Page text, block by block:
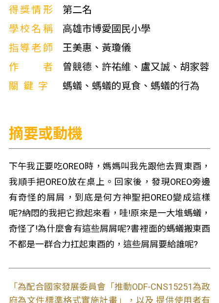
得獎情形
第二名
學校名稱
高雄市博愛國民小學
指導老師
王美惠、黃瓊儀
作者
曾競德、許祐維、盧又誠、胡家蓉
關鍵字
螞蟻、螞蟻的覓食、螞蟻的行為
摘要或動機
下午我正要吃OREO時，媽媽叫我先跟他去買東酉，
我順手把OREO放在桌上。回家後，發現OREO旁邊
有奇怪的屑屑，到底是何方神聖把OREO變成這樣
呢?納悶的我把它掀起來看，哇!原來是一大堆螞蟻，
奇怪了!為什麼會有這些屑屑呢?書裡面的螞蟻搬東酉
不都是一群合力扛起東酉的，這些屑屑要給誰呢?
「為配合國家發展委員會「推動ODF-CNS15251為政
府為文件標準格式實施計畫」，以及 提供使用者有